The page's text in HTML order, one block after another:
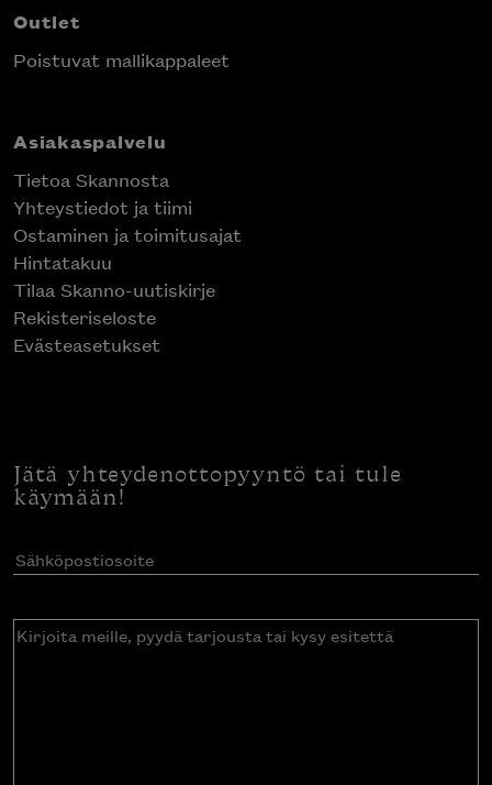
Outlet
Poistuvat mallikappaleet
Asiakaspalvelu
Tietoa Skannosta
Yhteystiedot ja tiimi
Ostaminen ja toimitusajat
Hintatakuu
Tilaa Skanno-uutiskirje
Rekisteriseloste
Evästeasetukset
Jätä yhteydenottopyyntö tai tule
käymään!
Sähköpostiosoite(Pakollinen)
Kirjoita